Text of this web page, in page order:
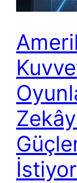
İstiyor